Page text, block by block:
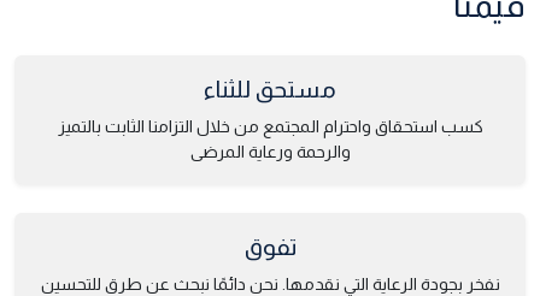
مستحق للثناء
كسب استحقاق واحترام المجتمع من خلال التزامنا الثابت بالتميز
والرحمة ورعاية المرضى
تفوق
نفخر بجودة الرعاية التي نقدمها. نحن دائمًا نبحث عن طرق للتحسين